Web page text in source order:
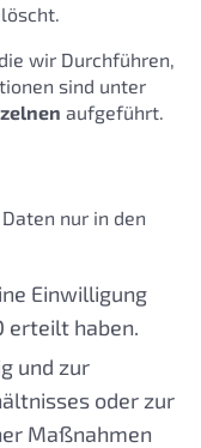
wir Durchführen,
sind unter
aufgeführt.
nur in den
Einwilligung
erteilt haben.
und zur
oder zur
Maßnahmen